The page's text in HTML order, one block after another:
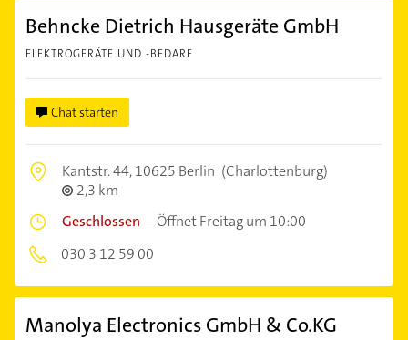
Behncke Dietrich Hausgeräte GmbH
ELEKTROGERÄTE UND -BEDARF
Chat starten
Kantstr. 44,10625 Berlin (Charlottenburg)
2,3 km
Geschlossen –Öffnet Freitag um 10:00
030 3 12 59 00
Manolya Electronics GmbH & Co.KG